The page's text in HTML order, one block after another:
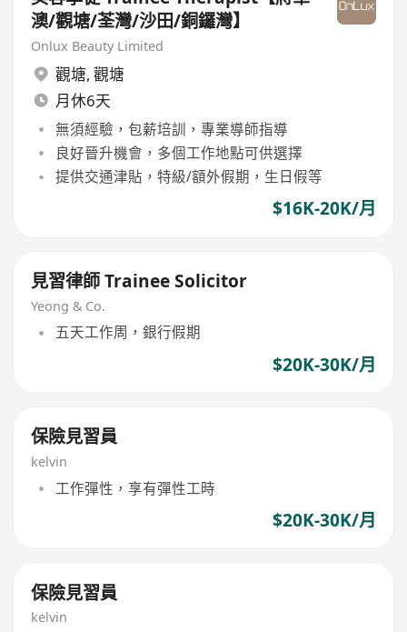
澳/觀塘/荃灣/沙田/銅鑼灣】
Onlux Beauty Limited
觀塘, 觀塘
月休6天
無須經驗，包薪培訓，專業導師指導
良好晉升機會，多個工作地點可供選擇
提供交通津貼，特級/額外假期，生日假等
$16K-20K/月
見習律師 Trainee Solicitor
Yeong & Co.
五天工作周，銀行假期
$20K-30K/月
保險見習員
kelvin
工作彈性，享有彈性工時
$20K-30K/月
保險見習員
kelvin